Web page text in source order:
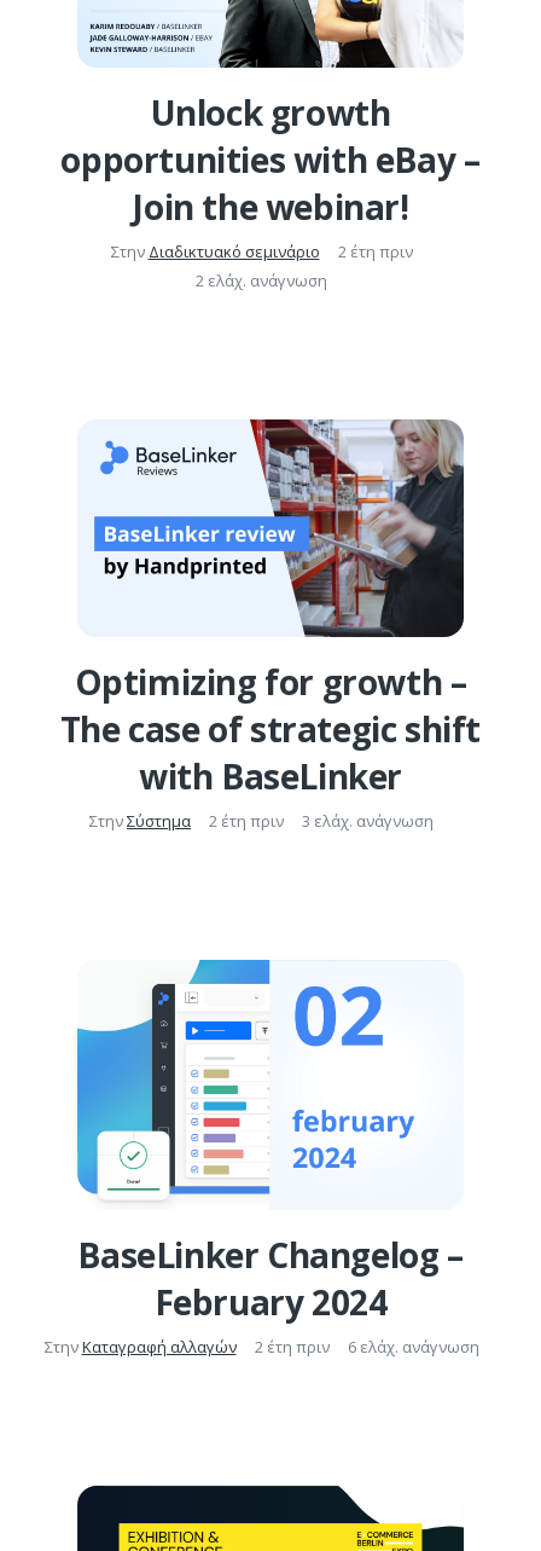
Unlock growth
opportunities with eBay –
Join the webinar!
Στην Διαδικτυακό σεμινάριο
2 έτη πριν
2 ελάχ. ανάγνωση
Optimizing for growth –
The case of strategic shift
with BaseLinker
ΣτηνΣύστημα 2 έτη πριν 3 ελάχ. ανάγνωση
BaseLinker Changelog –
February 2024
ΣτηνΚαταγραφή αλλαγών 2 έτη πριν 6 ελάχ. ανάγνωση